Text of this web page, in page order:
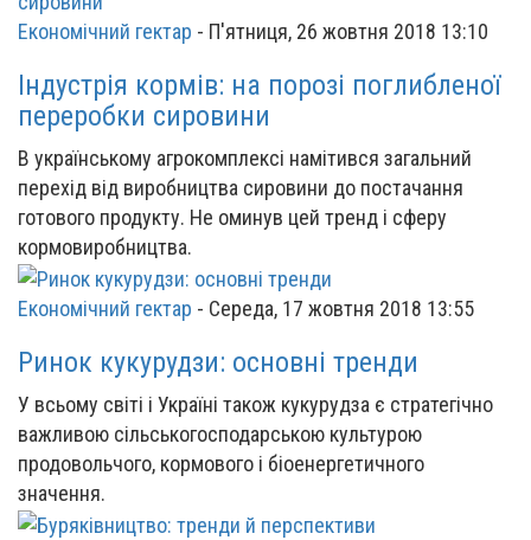
Економічний гектар - П'ятниця, 26 жовтня 2018 13:10
Індустрія кормів: на порозі поглибленої
переробки сировини
В українському агрокомплексі намітився загальний
перехід від виробництва сировини до постачання
готового продукту. Не оминув цей тренд і сферу
кормовиробництва.
Економічний гектар - Середа, 17 жовтня 2018 13:55
Ринок кукурудзи: основні тренди
У всьому світі і Україні також кукурудза є стратегічно
важливою сільськогосподарською культурою
продовольчого, кормового і біоенергетичного
значення.